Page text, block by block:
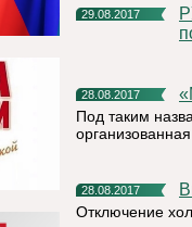
29.08.2017
РУСАЛ объявляет результаты второго квартала и первого
28.08.2017
Под таким
28.08.2017
Отключение